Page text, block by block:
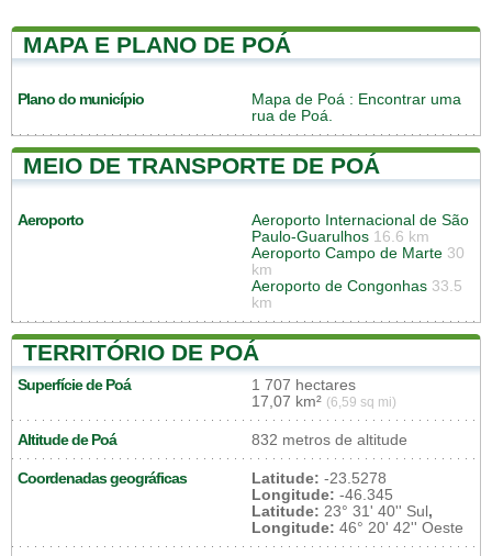
MAPA E PLANO DE POÁ
Plano do município Mapa de Poá : Encontrar uma
rua de Poá.
MEIO DE TRANSPORTE DE POÁ
Aeroporto
Aeroporto Internacional de São
Paulo-Guarulhos 16.6 km
Aeroporto Campo de Marte 30
km
Aeroporto de Congonhas 33.5
km
TERRITÓRIO DE POÁ
Superfície de Poá
1 707 hectares
17,07 km² (6,59 sq mi)
Altitude de Poá 832 metros de altitude
Coordenadas geográficas Latitude: -23.5278
Longitude: -46.345
Latitude: 23° 31' 40'' Sul,
Longitude: 46° 20' 42'' Oeste